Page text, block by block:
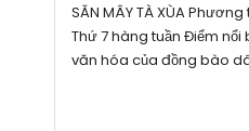
SĂN MÂY TÀ XÙA
Thứ 7 hàng tuần Điểm
văn hóa của đồng bào